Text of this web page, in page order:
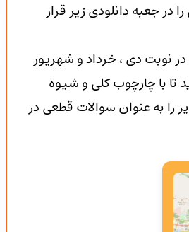
جعبه دانلودی زیر قرار
نوبت دی ، خرداد و شهریور
تا با چارچوب کلی و شیوه
را به عنوان سوالات قطعی در